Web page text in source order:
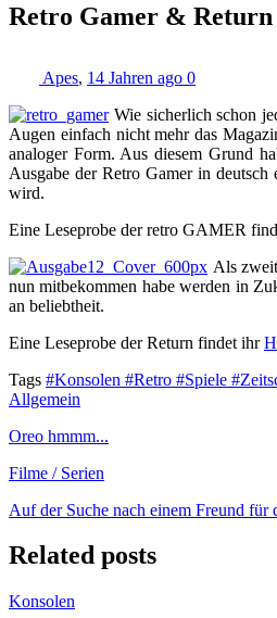
Retro Gamer & Return
Apes, 14 Jahren ago 0
Wie sicherlich schon
Augen einfach nicht mehr das
analoger Form. Aus diesem Grund
Ausgabe der Retro Gamer in
wird.
Eine Leseprobe der retro GAMER
Als
nun mitbekommen habe werden in
an beliebtheit.
Eine Leseprobe der Return findet ihr
Tags #Konsolen #Retro #Spiele
Allgemein
Oreo hmmm...
Filme / Serien
Auf der Suche nach einem Freund für
Related posts
Konsolen